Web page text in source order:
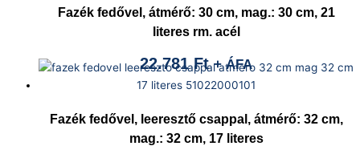
Fazék fedővel, átmérő: 30 cm, mag.: 30 cm, 21
literes rm. acél
22.781Ft + ÁFA
Fazék fedővel, leeresztő csappal, átmérő: 32 cm,
mag.: 32 cm, 17 literes